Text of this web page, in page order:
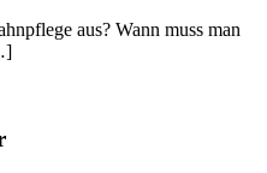
aus? Wann muss man